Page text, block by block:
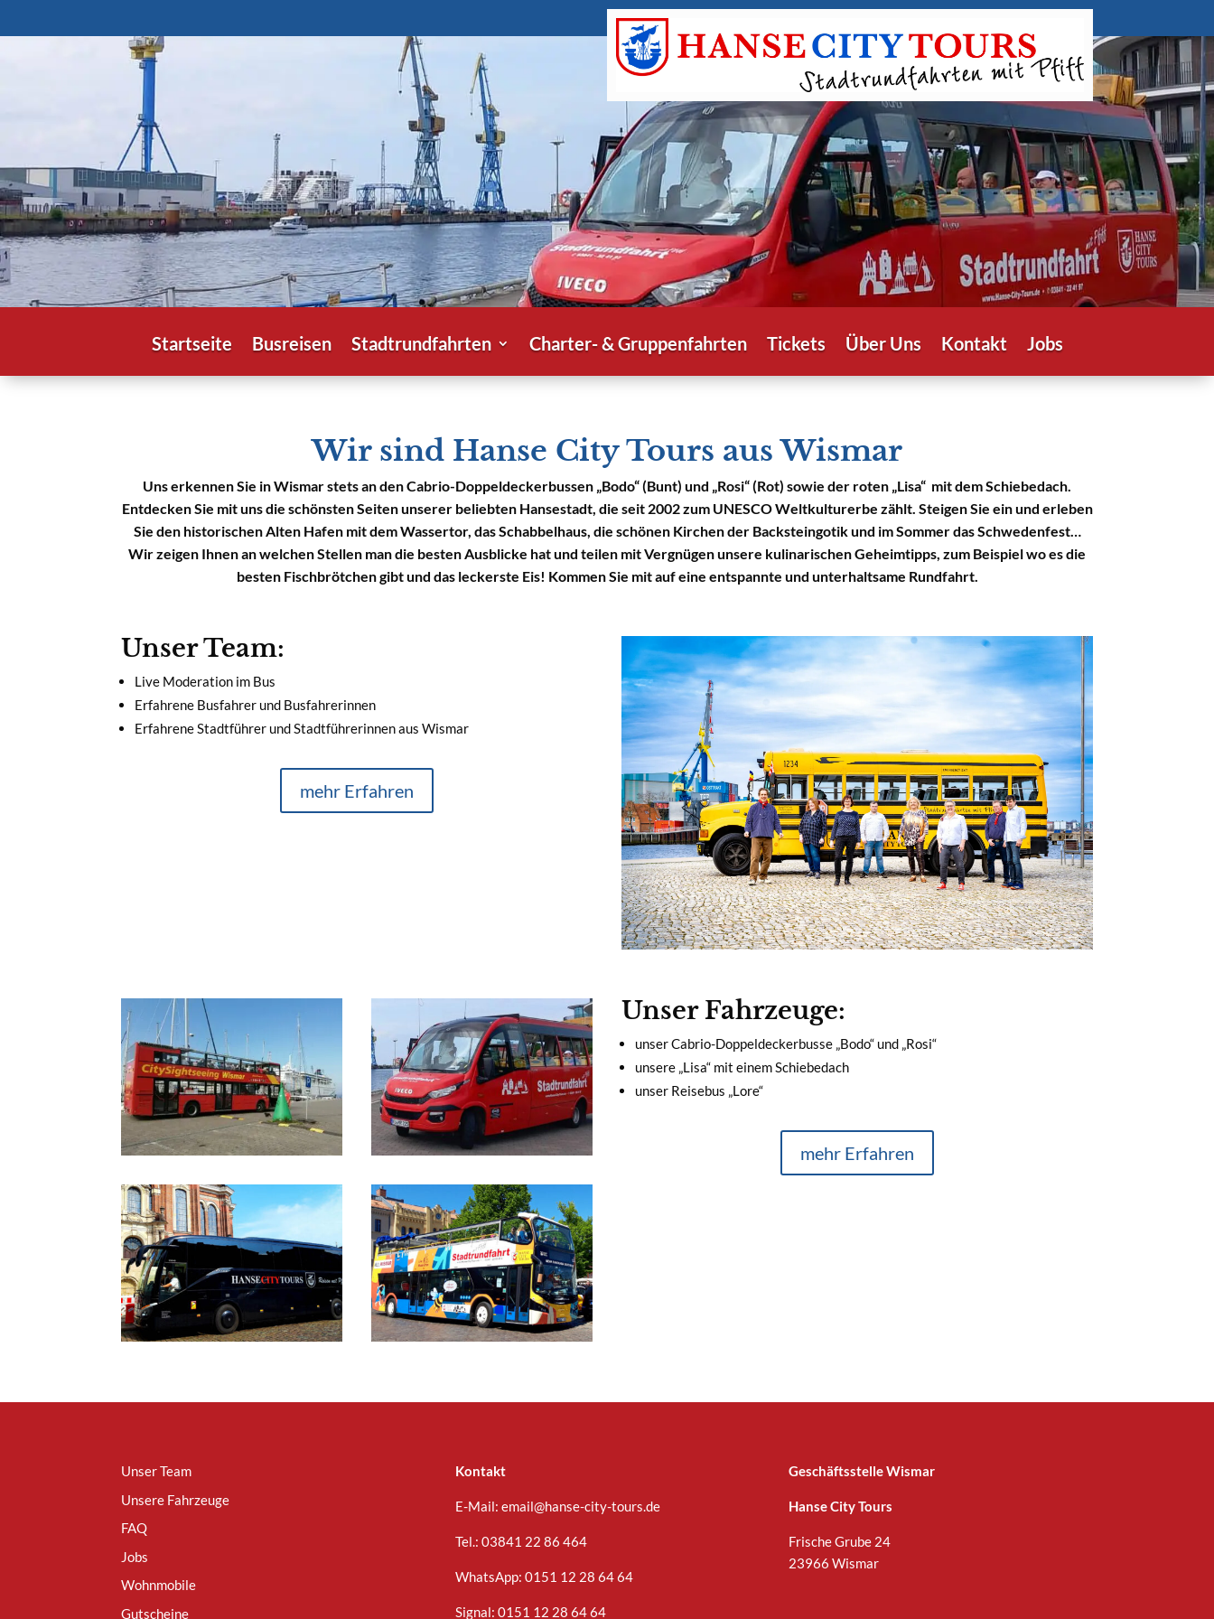
Startseite Busreisen Stadtrundfahrten Charter- & Gruppenfahrten Tickets Über Uns Kontakt Jobs
Wir sind Hanse City Tours aus Wismar
Uns erkennen Sie in Wismar stets an den Cabrio-Doppeldeckerbussen „Bodo“ (Bunt) und „Rosi“ (Rot) sowie der roten „Lisa“ mit demSchiebedach.
Entdecken Sie mit uns die schönsten Seiten unserer beliebten Hansestadt, die seit 2002 zum UNESCO Weltkulturerbe zählt. Steigen Sie ein und erleben
Sie den historischen Alten Hafen mit dem Wassertor, das Schabbelhaus, die schönen Kirchen der Backsteingotik und im Sommer das Schwedenfest…
Wir zeigen Ihnen an welchen Stellen man die besten Ausblicke hat und teilen mit Vergnügen unsere kulinarischen Geheimtipps, zum Beispiel wo es die
besten Fischbrötchen gibt und das leckerste Eis! Kommen Sie mit auf eine entspannte und unterhaltsame Rundfahrt.
Unser Team:
Live Moderation im Bus
Erfahrene Busfahrer und Busfahrerinnen
Erfahrene Stadtführer und Stadtführerinnen aus Wismar
mehr Erfahren
Unser Fahrzeuge:
unser Cabrio-Doppeldeckerbusse „Bodo“ und „Rosi“
unsere „Lisa“ mit einem Schiebedach
unser Reisebus „Lore“
mehr Erfahren
Unser Team
Unsere Fahrzeuge
FAQ
Jobs
Wohnmobile
Gutscheine
Kontakt
E-Mail: email@hanse-city-tours.de
Tel.: 03841 22 86 464
WhatsApp: 0151 12 28 64 64
Signal: 0151 12 28 64 64
Geschäftsstelle Wismar
Hanse City Tours
Frische Grube 24
23966 Wismar